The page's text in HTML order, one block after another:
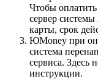
Чтобы оплатить
сервер
карты, срок
ЮMoney при
система
сервиса. Здесь
инструкции.